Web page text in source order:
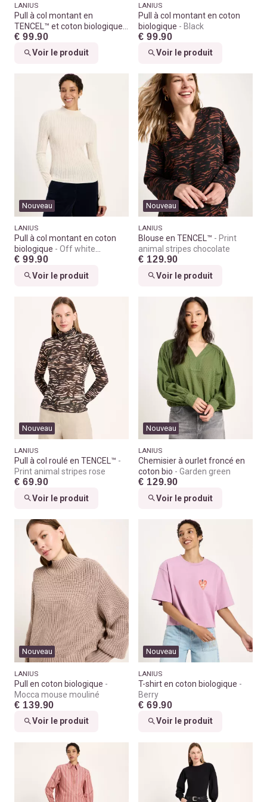
LANIUS
Pull à col montant en
TENCEL™ et coton biologique
Print leo dots turtle
€ 99.90
Voir le produit
LANIUS
Pull à col montant en coton
biologique
Black
€ 99.90
Voir le produit
Nouveau
LANIUS
Pull à col montant en coton
biologique
Off white
melange
€ 99.90
Voir le produit
Nouveau
LANIUS
Blouse en TENCEL™
Print
animal stripes chocolate
€ 129.90
Voir le produit
Nouveau
LANIUS
Pull à col roulé en TENCEL™
Print animal stripes rose
€ 69.90
Voir le produit
Nouveau
LANIUS
Chemisier à ourlet froncé en
coton bio
Garden green
€ 129.90
Voir le produit
Nouveau
LANIUS
Pull en coton biologique
Mocca mouse mouliné
€ 139.90
Voir le produit
Nouveau
LANIUS
T-shirt en coton biologique
Berry
€ 69.90
Voir le produit